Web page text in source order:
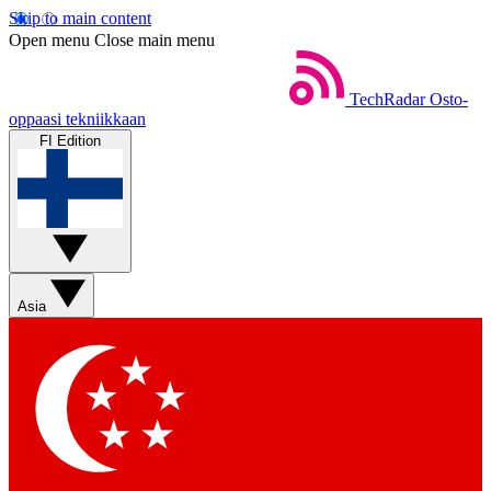
Skip to main content
Open menu Close main menu
TechRadar Osto-
oppaasi tekniikkaan
FI Edition
Asia